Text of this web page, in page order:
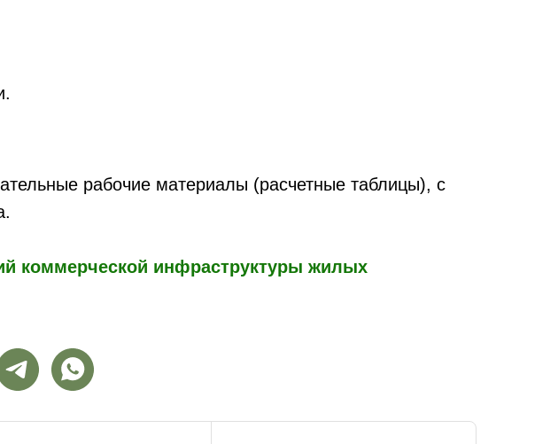
рабочие материалы (расчетные таблицы), с
коммерческой инфраструктуры жилых